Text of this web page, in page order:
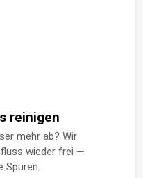
reinigen
mehr ab? Wir
wieder frei —
Spuren.